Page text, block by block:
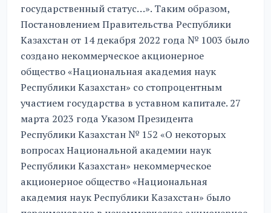
государственный статус…». Таким образом,
Постановлением Правительства Республики
Казахстан от 14 декабря 2022 года № 1003 было
создано некоммерческое акционерное
общество «Национальная академия наук
Республики Казахстан» со стопроцентным
участием государства в уставном капитале. 27
марта 2023 года Указом Президента
Республики Казахстан № 152 «О некоторых
вопросах Национальной академии наук
Республики Казахстан» некоммерческое
акционерное общество «Национальная
академия наук Республики Казахстан» было